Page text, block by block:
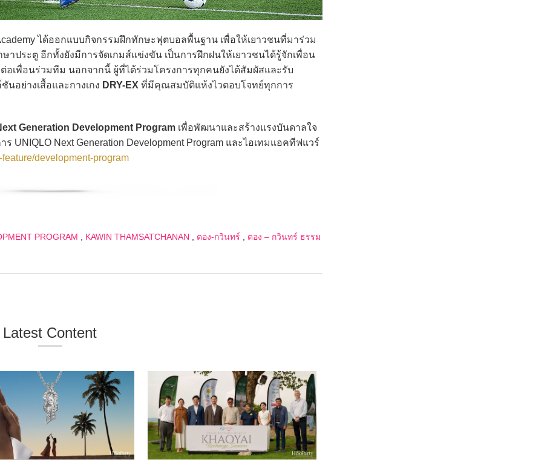
ได้ออกแบบกิจกรรมฝึกทักษะฟุตบอลพื้นฐาน เพื่อให้เยาวชนที่มาร่วม
ประตู อีกทั้งยังมีการจัดเกมส์แข่งขัน เป็นการฝึกฝนให้เยาวชนได้รู้จักเพื่อน
เพื่อนร่วมทีม นอกจากนี้ ผู้ที่ได้ร่วมโครงการทุกคนยังได้สัมผัสและรับ
อย่างเสื้อและกางเกง DRY-EX ที่มีคุณสมบัติแห้งไวตอบโจทย์ทุกการ
Generation Development Program เพื่อพัฒนาและสร้างแรงบันดาลใจ
UNIQLO Next Generation Development Program และไอเทมแอคทีฟแวร์
development-program
PROGRAM KAWIN THAMSATCHANAN ตอง-กวินทร์
ตอง – กวินทร์ ธรรม
Latest Content